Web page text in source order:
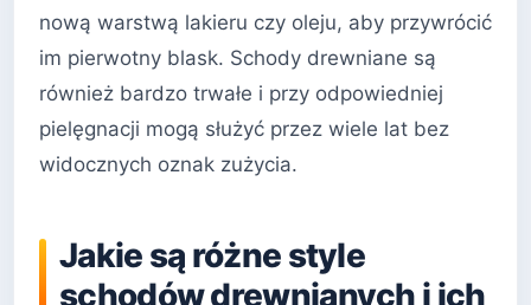
nową warstwą lakieru czy oleju, aby przywrócić
im pierwotny blask. Schody drewniane są
również bardzo trwałe i przy odpowiedniej
pielęgnacji mogą służyć przez wiele lat bez
widocznych oznak zużycia.
Jakie są różne style
schodów drewnianych i ich